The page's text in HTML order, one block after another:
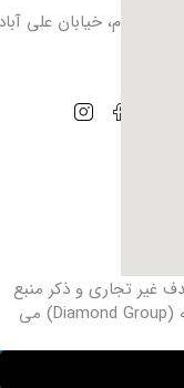
فیروزبهرام، خیابان علی
غیر ‌تجاری و ذکر منبع
کافیست. تمام حقوق این وب‌سایت متعلق به (Diamond Group) می